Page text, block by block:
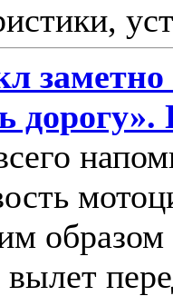
заметно
образом